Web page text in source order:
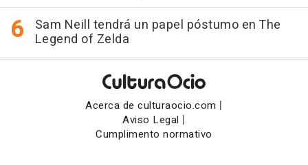
Sam Neill tendrá un papel póstumo en The
Legend of Zelda
Acerca de culturaocio.com |
Aviso Legal |
Cumplimento normativo